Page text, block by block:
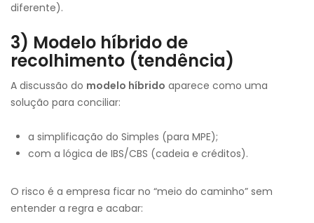
diferente).
3) Modelo híbrido de
recolhimento (tendência)
A discussão do modelo híbrido aparece como uma
solução para conciliar:
a simplificação do Simples (para MPE);
com a lógica de IBS/CBS (cadeia e créditos).
O risco é a empresa ficar no “meio do caminho” sem
entender a regra e acabar: